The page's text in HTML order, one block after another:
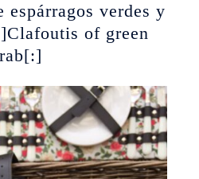
verdes y
of green